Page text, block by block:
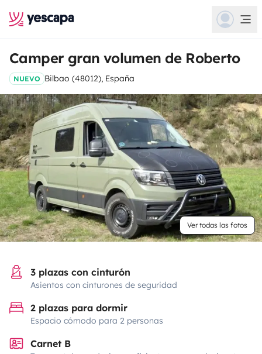
Camper gran volumen de Roberto
NUEVO Bilbao (48012), España
Ver todas las fotos
3 plazas con cinturón
Asientos con cinturones de seguridad
2 plazas para dormir
Espacio cómodo para 2 personas
Carnet B